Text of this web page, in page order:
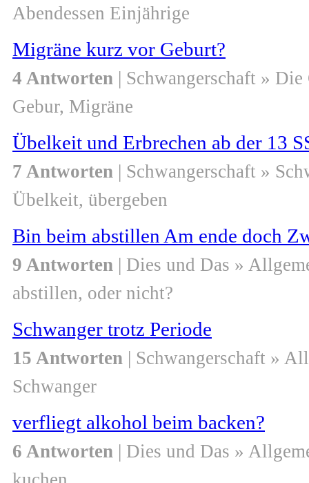
Abendessen Einjährige
Migräne kurz vor Geburt?
4 Antworten | Schwangerschaft » Die
Gebur, Migräne
Übelkeit und Erbrechen ab der 13
7 Antworten | Schwangerschaft »
Übelkeit, übergeben
Bin beim abstillen Am ende doch
9 Antworten | Dies und Das »
abstillen, oder nicht?
Schwanger trotz Periode
15 Antworten | Schwangerschaft »
Schwanger
verfliegt alkohol beim backen?
6 Antworten | Dies und Das »